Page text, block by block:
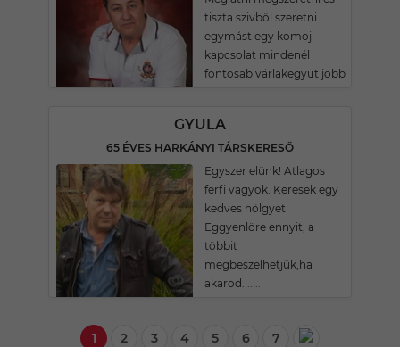
tiszta szivböl szeretni
egymást egy komoj
kapcsolat mindenél
fontosab várlakegyüt jobb
GYULA
65 ÉVES HARKÁNYI TÁRSKERESŐ
Egyszer elünk! Atlagos
ferfi vagyok. Keresek egy
kedves hölgyet
Eggyenlöre ennyit, a
többit
megbeszelhetjük,ha
akarod. .....
1 2 3 4 5 6 7